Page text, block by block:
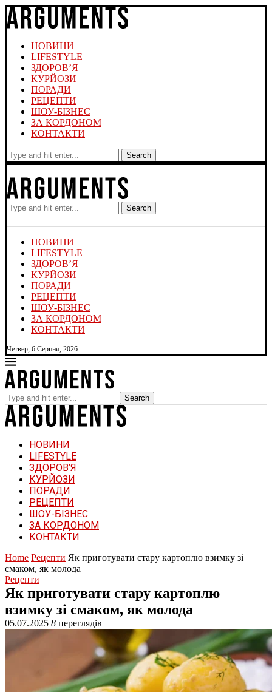
НОВИНИ
LIFESTYLE
ЗДОРОВ’Я
КУРЙОЗИ
ПОРАДИ
РЕЦЕПТИ
ШОУ-БІЗНЕС
ЗА КОРДОНОМ
КОНТАКТИ
Search
Search
НОВИНИ
LIFESTYLE
ЗДОРОВ’Я
КУРЙОЗИ
ПОРАДИ
РЕЦЕПТИ
ШОУ-БІЗНЕС
ЗА КОРДОНОМ
КОНТАКТИ
Четвер, 6 Серпня, 2026
Search
НОВИНИ
LIFESTYLE
ЗДОРОВ’Я
КУРЙОЗИ
ПОРАДИ
РЕЦЕПТИ
ШОУ-БІЗНЕС
ЗА КОРДОНОМ
КОНТАКТИ
Home Рецепти Як приготувати стару картоплю взимку зі
смаком, як молода
Рецепти
Як приготувати стару картоплю
взимку зі смаком, як молода
05.07.2025 8 переглядів